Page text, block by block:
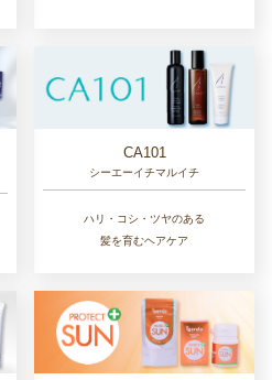
CA101
シーエーイチマルイチ
ハリ・コシ・ツヤのある
髪を育むヘアケア